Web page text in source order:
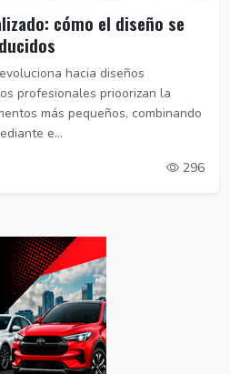
cómo el diseño se
hacia diseños
profesionales prioorizan la
más pequeños, combinando
e...
296